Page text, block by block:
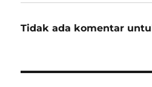
Tidak ada komentar